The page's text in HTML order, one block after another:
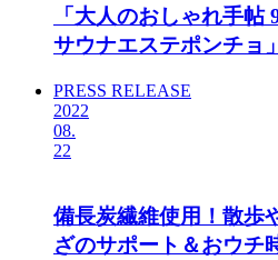
「大人のおしゃれ手
サウナエステポンチョ
PRESS RELEASE
2022
08.
22
備長炭繊維使用！散歩
ざのサポート＆おウチ